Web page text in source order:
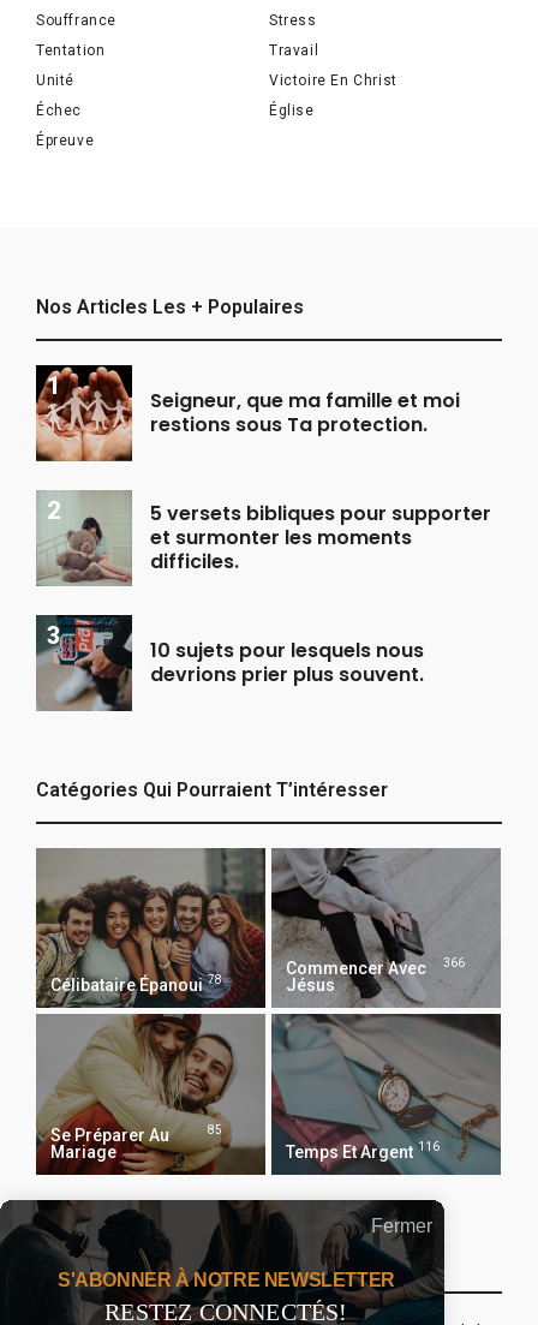
Souffrance
Stress
Tentation
Travail
Unité
Victoire En Christ
Échec
Église
Épreuve
Nos Articles Les + Populaires
Seigneur, que ma famille et moi
restions sous Ta protection.
5 versets bibliques pour supporter
et surmonter les moments
difficiles.
10 sujets pour lesquels nous
devrions prier plus souvent.
Catégories Qui Pourraient T’intéresser
Célibataire Épanoui 78
Commencer Avec
Jésus
366
Se Préparer Au
Mariage
85
Temps Et Argent 116
Recevoir Notre Newsletter Chaque Matin
Fermer
S'ABONNER À NOTRE NEWSLETTER
RESTEZ CONNECTÉS!